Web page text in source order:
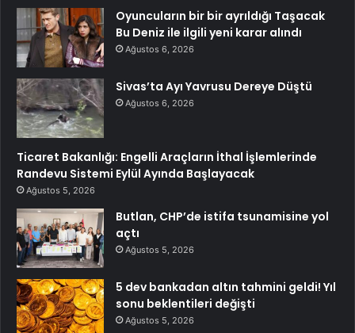
Oyuncuların bir bir ayrıldığı Taşacak
Bu Deniz ile ilgili yeni karar alındı
Ağustos 6, 2026
Sivas’ta Ayı Yavrusu Dereye Düştü
Ağustos 6, 2026
Ticaret Bakanlığı: Engelli Araçların İthal İşlemlerinde
Randevu Sistemi Eylül Ayında Başlayacak
Ağustos 5, 2026
Butlan, CHP’de istifa tsunamisine yol
açtı
Ağustos 5, 2026
5 dev bankadan altın tahmini geldi! Yıl
sonu beklentileri değişti
Ağustos 5, 2026